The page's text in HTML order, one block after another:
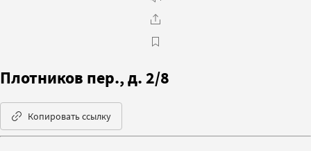
Плотников пер., д. 2/8
Копировать ссылку